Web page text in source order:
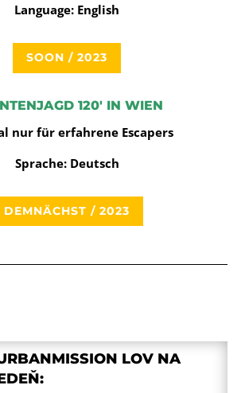
Language: English
SOON / 2023
120′ IN WIEN
nur für erfahrene Escapers
Sprache: Deutsch
DEMNÄCHST / 2023
LOV NA